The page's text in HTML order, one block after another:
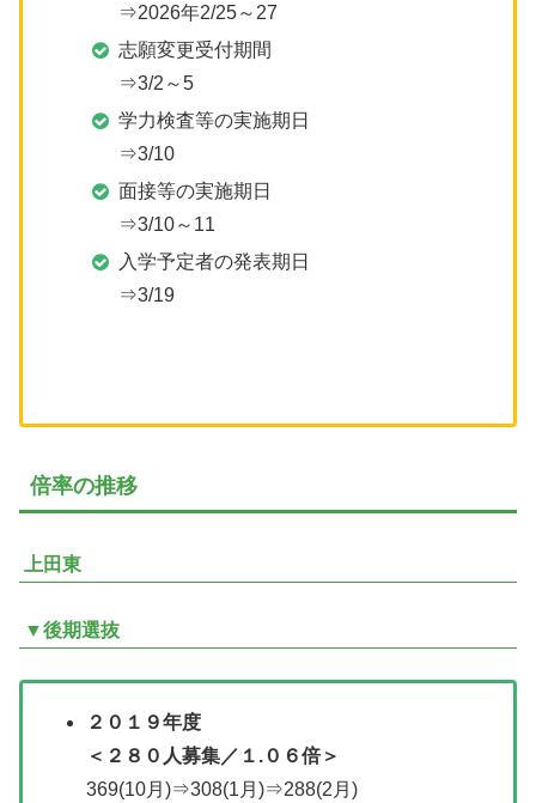
⇒2026年2/25～27
志願変更受付期間
⇒3/2～5
学力検査等の実施期日
⇒3/10
面接等の実施期日
⇒3/10～11
入学予定者の発表期日
⇒3/19
倍率の推移
上田東
▼後期選抜
２０１９年度
＜２８０人募集／１.０６倍＞
369(10月)⇒308(1月)⇒288(2月)